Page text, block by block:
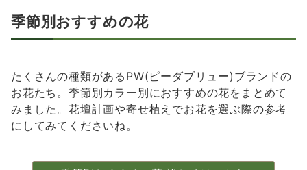
季節別おすすめの花
たくさんの種類があるPW(ピーダブリュー)ブランドの
お花たち。季節別カラー別におすすめの花をまとめて
みました。花壇計画や寄せ植えでお花を選ぶ際の参考
にしてみてくださいね。